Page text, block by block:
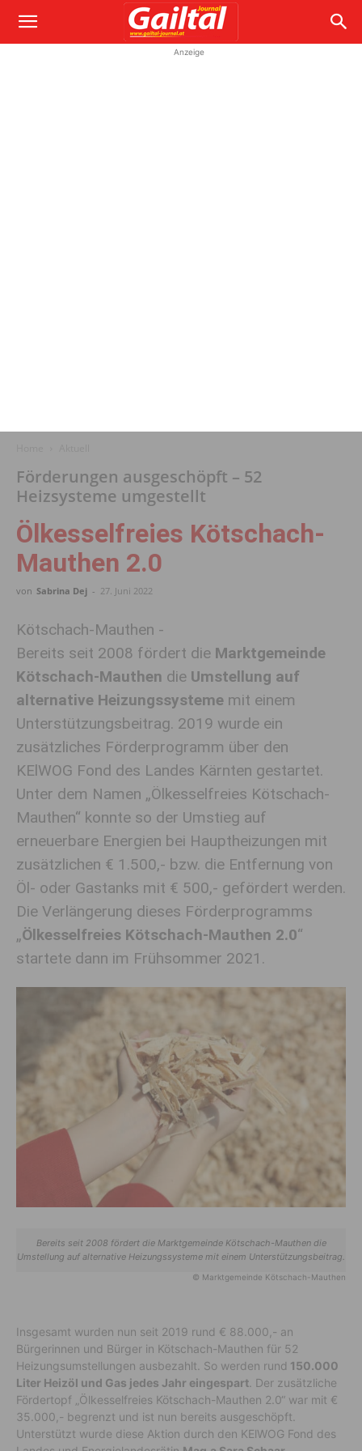
Anzeige
Förderungen ausgeschöpft – 52
Heizsysteme umgestellt
Ölkesselfreies Kötschach-
Mauthen 2.0
von Sabrina Dej - 27. Juni 2022
Kötschach-Mauthen -
Bereits seit 2008 fördert die Marktgemeinde
Kötschach-Mauthen die Umstellung auf
alternative Heizungssysteme mit einem
Unterstützungsbeitrag. 2019 wurde ein
zusätzliches Förderprogramm über den
KElWOG Fond des Landes Kärnten gestartet.
Unter dem Namen „Ölkesselfreies Kötschach-
Mauthen“ konnte so der Umstieg auf
erneuerbare Energien bei Hauptheizungen mit
zusätzlichen € 1.500,- bzw. die Entfernung von
Öl- oder Gastanks mit € 500,- gefördert werden.
Die Verlängerung dieses Förderprogramms
„Ölkesselfreies Kötschach-Mauthen 2.0“
startete dann im Frühsommer 2021.
Bereits seit 2008 fördert die Marktgemeinde Kötschach-Mauthen die
Umstellung auf alternative Heizungssysteme mit einem Unterstützungsbeitrag.
© Marktgemeinde Kötschach-Mauthen
Insgesamt wurden nun seit 2019 rund € 88.000,- an
Bürgerinnen und Bürger in Kötschach-Mauthen für 52
Heizungsumstellungen ausbezahlt. So werden rund 150.000
Liter Heizöl und Gas jedes Jahr eingespart . Der zusätzliche
Fördertopf „Ölkesselfreies Kötschach-Mauthen 2.0“ war mit €
35.000,- begrenzt und ist nun bereits ausgeschöpft.
Unterstützt wurde diese Aktion durch den KElWOG Fond des